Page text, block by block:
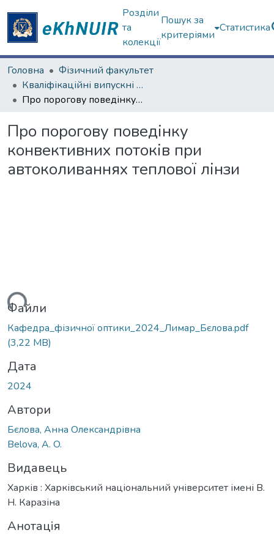
Розділи
та
колекції
Пошук за
критеріями
Статистика
Головна
Фізичний факультет
Кваліфікаційні випускні роботи бакалаврів. Фізичний факультет
Про порогову поведінку конвективних потоків при автоколиваннях теплової лінзи
Про порогову поведінку
конвективних потоків при
автоколиваннях теплової лінзи
Файли
Кафедра_фізичної оптики_2024_Лимар_Бєлова.pdf
(3,22 MB)
Дата
2024
Автори
Бєлова, Анна Олександрівна
Belova, A. O.
Видавець
Харків : Харківський національний університет імені В.
Н. Каразіна
Анотація